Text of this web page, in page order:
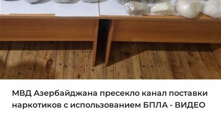
МВД Азербайджана пресекло канал поставки
наркотиков с использованием БПЛА - ВИДЕО